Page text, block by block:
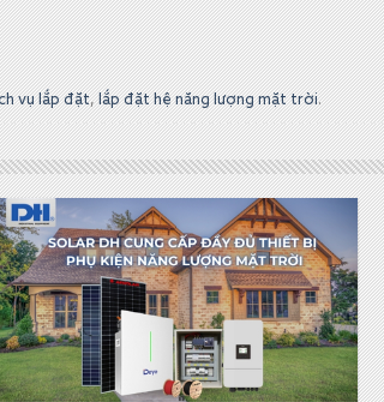
vụ lắp đặt,lắp đặt hệ năng lượng mặt trời.